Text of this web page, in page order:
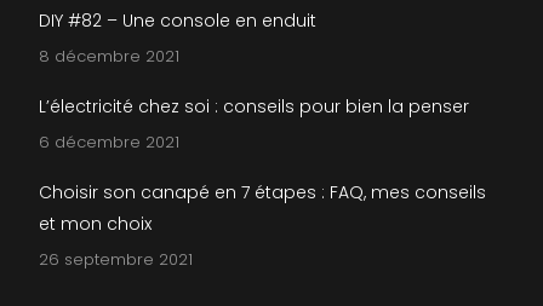
DIY #82 – Une console en enduit
8 décembre 2021
L’électricité chez soi : conseils pour bien la penser
6 décembre 2021
Choisir son canapé en 7 étapes : FAQ, mes conseils
et mon choix
26 septembre 2021